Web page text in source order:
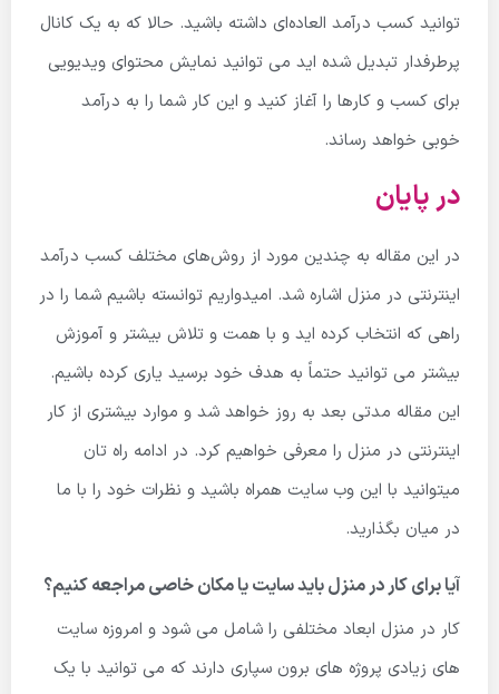
توانید کسب درآمد ‌العاده‌ای داشته باشید. حالا که به یک کانال
پرطرفدار تبدیل شده اید می توانید نمایش محتوای ویدیویی
برای کسب و کارها را آغاز کنید و این کار شما را به درآمد
خوبی خواهد رساند.
در پایان
در این مقاله به چندین مورد از روش‌های مختلف کسب درآمد
اینترنتی در منزل اشاره شد. امیدواریم توانسته باشیم شما را در
راهی که انتخاب کرده اید و با همت و تلاش بیشتر و آموزش
بیشتر می توانید حتماً به هدف خود برسید یاری کرده باشیم.
این مقاله مدتی بعد به روز خواهد شد و موارد بیشتری از کار
اینترنتی در منزل را معرفی خواهیم کرد. در ادامه راه تان
میتوانید با این وب سایت همراه باشید و نظرات خود را با ما
در میان بگذارید.
آیا برای کار در منزل باید سایت یا مکان خاصی مراجعه کنیم؟
کار در منزل ابعاد مختلفی را شامل می شود و امروزه سایت
های زیادی پروژه های برون سپاری دارند که می توانید با یک